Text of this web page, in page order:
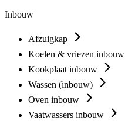
Inbouw
Afzuigkap
Koelen & vriezen inbouw
Kookplaat inbouw
Wassen (inbouw)
Oven inbouw
Vaatwassers inbouw